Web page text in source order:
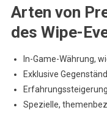
Arten von
des Wipe-
In-Game-Währung,
Exklusive
Spezielle,